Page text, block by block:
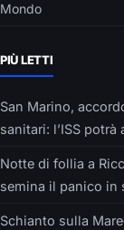
Mondo
PIÙ LETTI
San Marino,
sanitari: l’ISS
Notte di follia a
semina il panico in
Schianto sulla